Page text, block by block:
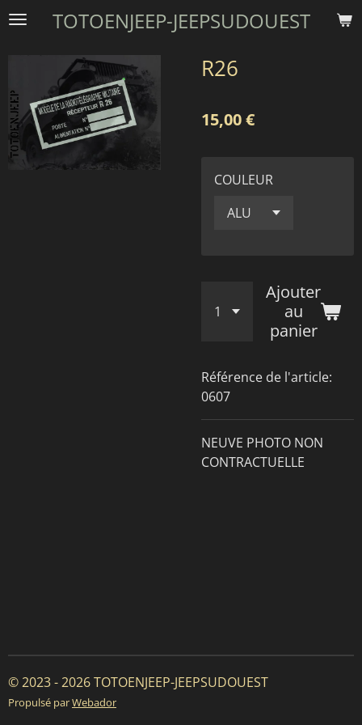
Passer
TOTOENJEEP-JEEPSUDOUEST
R26
15,00 €
COULEUR
Ajouter
au
panier
Référence de l'article:
0607
NEUVE PHOTO NON
CONTRACTUELLE
© 2023 - 2026 TOTOENJEEP-JEEPSUDOUEST
Propulsé parWebador